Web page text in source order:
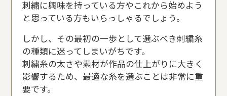
刺繍に興味を持っている方やこれから始めよう
と思っている方もいらっしゃるでしょう。
しかし、その最初の一歩として選ぶべき刺繍糸
の種類に迷ってしまいがちです。
刺繍糸の太さや素材が作品の仕上がりに大きく
影響するため、最適な糸を選ぶことは非常に重
要です。